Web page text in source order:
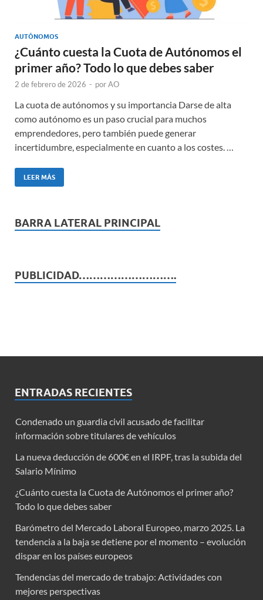
AUTÓNOMOS
¿Cuánto cuesta la Cuota de Autónomos el
primer año? Todo lo que debes saber
2 de febrero de 2026 - porAO
La cuota de autónomos y su importancia Darse de alta
como autónomo es un paso crucial para muchos
emprendedores, pero también puede generar
incertidumbre, especialmente en cuanto a los costes. …
LEER MÁS
BARRA LATERAL PRINCIPAL
PUBLICIDAD……………………….
ENTRADAS RECIENTES
Condenado un guardia civil acusado de facilitar
información sobre titulares de vehículos
La nueva deducción de 600€ en el IRPF, tras la subida del
Salario Mínimo
¿Cuánto cuesta la Cuota de Autónomos el primer año?
Todo lo que debes saber
Barómetro del Mercado Laboral Europeo, marzo 2025. La
tendencia a la baja se detiene por el momento – evolución
dispar en los países europeos
Tendencias del mercado de trabajo: Actividades con
mejores perspectivas